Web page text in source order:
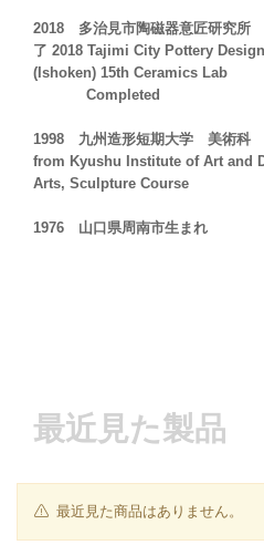
2018 多治見市陶磁器意匠研究
了 2018 Tajimi City Pottery
(Ishoken) 15th Ceramics Lab
Completed
1998 九州造形短期大学 美術科
from Kyushu Institute of Art and
Arts, Sculpture Course
1976 山口県周南市生まれ
最近見た製品
最近見た商品はありません。